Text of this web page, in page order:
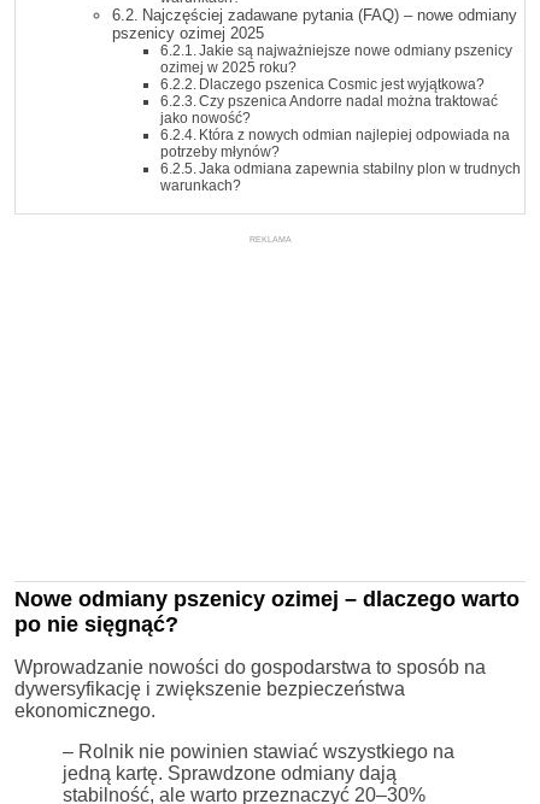
Najczęściej zadawane pytania (FAQ) – nowe odmiany
pszenicy ozimej 2025
Jakie są najważniejsze nowe odmiany pszenicy
ozimej w 2025 roku?
Dlaczego pszenica Cosmic jest wyjątkowa?
Czy pszenica Andorre nadal można traktować
jako nowość?
Która z nowych odmian najlepiej odpowiada na
potrzeby młynów?
Jaka odmiana zapewnia stabilny plon w trudnych
warunkach?
REKLAMA
Nowe odmiany pszenicy ozimej – dlaczego warto
po nie sięgnąć?
Wprowadzanie nowości do gospodarstwa to sposób na
dywersyfikację i zwiększenie bezpieczeństwa
ekonomicznego.
– Rolnik nie powinien stawiać wszystkiego na
jedną kartę. Sprawdzone odmiany dają
stabilność, ale warto przeznaczyć 20–30%